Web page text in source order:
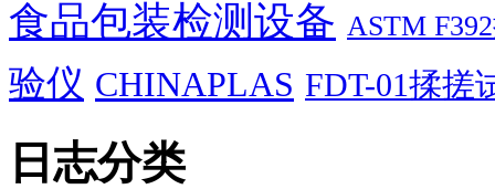
食品包装检测设备 ASTM
验仪 CHINAPLAS FDT-01揉搓
日志分类